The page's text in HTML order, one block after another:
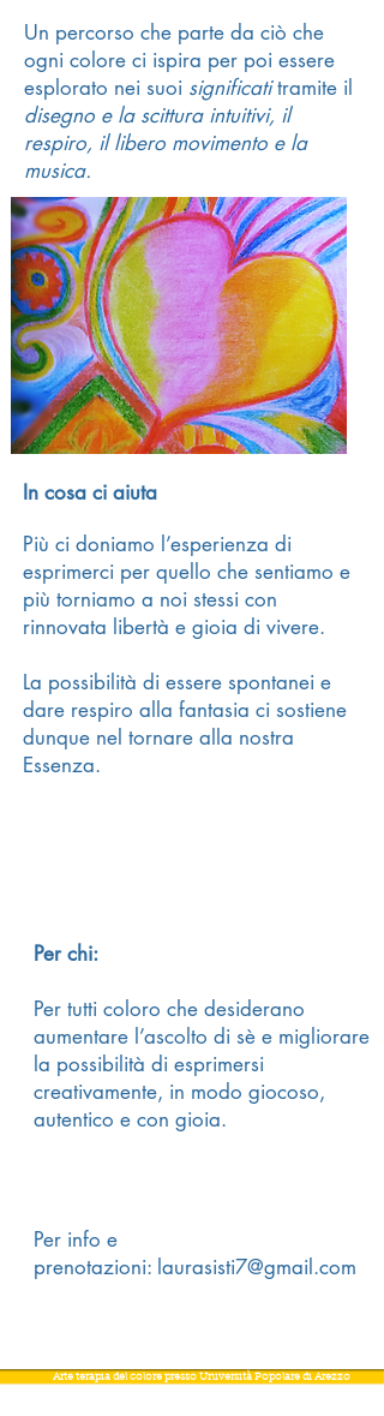
Un percorso che parte da ciò che
ogni colore ci ispira per poi essere
esplorato nei suoi significatitramite il
disegno e la scittura intuitivi, il
respiro, il libero movimento e la
musica.
I Colori del Ben-Essere
I messaggi dei colori per esplorare
noi stessi attraverso la creatività
Ciclo di incontri di gruppo
In cosa ci aiuta
Più ci doniamo l’esperienza di
esprimerci per quello che sentiamo e
più torniamo a noi stessi con
rinnovata libertà e gioia di vivere.
La possibilità di essere spontanei e
dare respiro alla fantasia ci sostiene
dunque nel tornare alla nostra
Essenza.
Per chi:
Per tutti coloro che desiderano
aumentare l’ascolto di sè e migliorare
la possibilità di esprimersi
creativamente, in modo giocoso,
autentico e con gioia.
Per info e
prenotazioni: laurasisti7@gmail.com
Arte terapia del colore presso Università Popolare di Arezzo